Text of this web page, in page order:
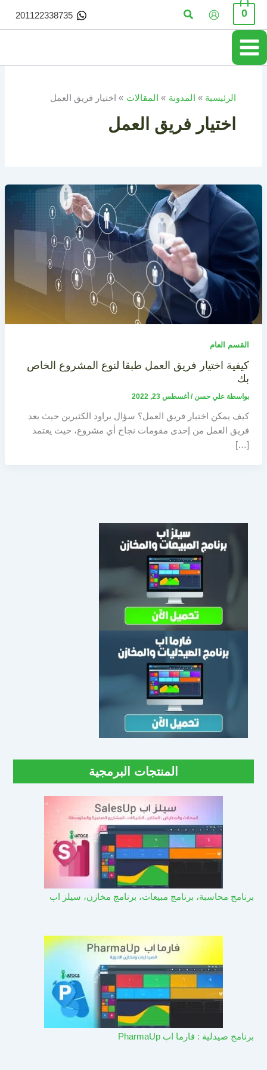
تخطي
المحتوى
0 البحث 201122338735
الرئيسية المدونة المقالات اختيار فريق العمل
اختيار فريق العمل
القسم العام
كيفية اختيار فريق العمل طبقا لنوع المشروع الخاص
بك
بواسطة علي حسن/ أغسطس 23, 2022
كيف يمكن اختيار فريق العمل؟ سؤال يراود الكثيرين حيث يعد
فريق العمل من إحدى مقومات نجاح أي مشروع، حيث يعتمد
[…]
المنتجات البرمجية
برنامج محاسبة، برنامج مبيعات، برنامج مخازن، سيلز اب
برنامج صيدلية : فارما اب PharmaUp​